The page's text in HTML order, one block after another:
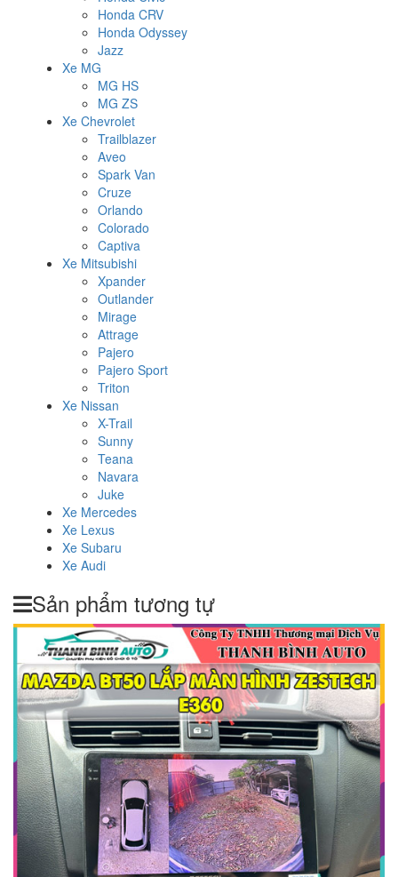
Honda CRV
Honda Odyssey
Jazz
Xe MG
MG HS
MG ZS
Xe Chevrolet
Trailblazer
Aveo
Spark Van
Cruze
Orlando
Colorado
Captiva
Xe Mitsubishi
Xpander
Outlander
Mirage
Attrage
Pajero
Pajero Sport
Triton
Xe Nissan
X-Trail
Sunny
Teana
Navara
Juke
Xe Mercedes
Xe Lexus
Xe Subaru
Xe Audi
Sản phẩm tương tự